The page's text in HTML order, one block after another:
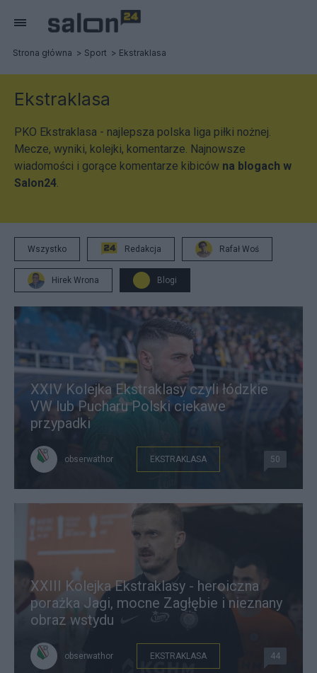
Strona główna Sport Ekstraklasa
Ekstraklasa
PKO Ekstraklasa - najlepsza polska liga piłki nożnej.
Mecze, wyniki, kolejki, komentarze. Najnowsze
wiadomości i gorące komentarze kibiców na blogach w
Salon24.
Wszystko Redakcja Rafał Woś
Hirek Wrona Blogi
XXIV Kolejka Ekstraklasy czyli łódzkie
VW lub Pucharu Polski ciekawe
przypadki
obserwathor EKSTRAKLASA 50
XXIII Kolejka Ekstraklasy - heroiczna
porażka Jagi, mocne Zagłębie i nieznany
obraz wstydu
obserwathor EKSTRAKLASA 44